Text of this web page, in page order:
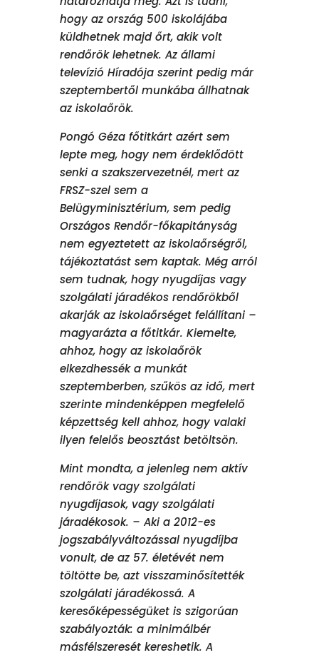
hogy az ország 500 iskolájába
küldhetnek majd őrt, akik volt
rendőrök lehetnek. Az állami
televízió Híradója szerint pedig már
szeptembertől munkába állhatnak
az iskolaőrök.
Pongó Géza főtitkárt azért sem
lepte meg, hogy nem érdeklődött
senki a szakszervezetnél, mert az
FRSZ-szel sem a
Belügyminisztérium, sem pedig
Országos Rendőr-főkapitányság
nem egyeztetett az iskolaőrségről,
tájékoztatást sem kaptak. Még arról
sem tudnak, hogy nyugdíjas vagy
szolgálati járadékos rendőrökből
akarják az iskolaőrséget felállítani –
magyarázta a főtitkár. Kiemelte,
ahhoz, hogy az iskolaőrök
elkezdhessék a munkát
szeptemberben, szűkös az idő, mert
szerinte mindenképpen megfelelő
képzettség kell ahhoz, hogy valaki
ilyen felelős beosztást betöltsön.
Mint mondta, a jelenleg nem aktív
rendőrök vagy szolgálati
nyugdíjasok, vagy szolgálati
járadékosok. – Aki a 2012-es
jogszabályváltozással nyugdíjba
vonult, de az 57. életévét nem
töltötte be, azt visszaminősítették
szolgálati járadékossá. A
keresőképességüket is szigorúan
szabályozták: a minimálbér
másfélszeresét kereshetik. A